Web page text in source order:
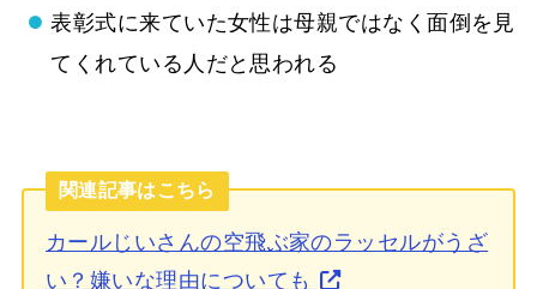
表彰式に来ていた女性は母親ではなく面倒を見
てくれている人だと思われる
関連記事はこちら
カールじいさんの空飛ぶ家のラッセルがうざ
い？嫌いな理由についても